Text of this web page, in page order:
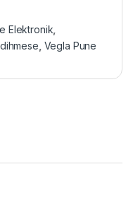
Elektronik
Vegla Pune